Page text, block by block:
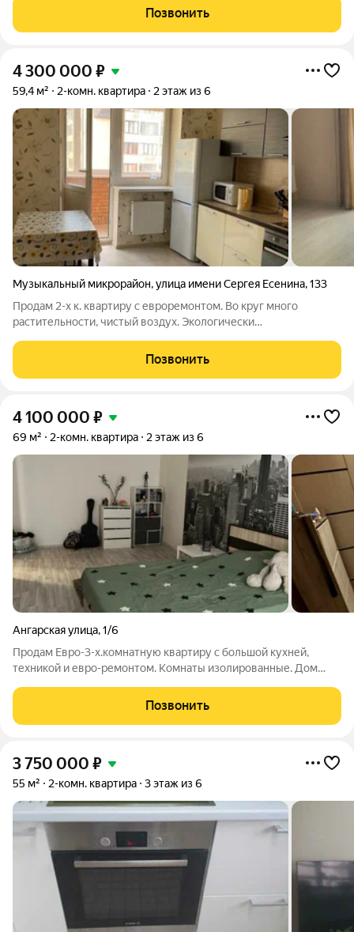
кирпичного дома и идеально подойдёт как для комфортного
проживания, так и
Позвонить
4 300 000 ₽
59,4 м² 2-комн. квартира 2 этаж из 6
Музыкальный микрорайон,улица имени Сергея Есенина,133
Продам 2-х к. квартиру с евроремонтом. Во круг много
растительности, чистый воздух. Экологически
микроклимат благодаря расположению и кирпичной
технологии строительства. Зимой тепло, а летом не жарко.
Позвонить
4 100 000 ₽
69 м² 2-комн. квартира 2 этаж из 6
Ангарская улица,1/6
Продам Евро-3-х.комнатную квартиру с большой кухней,
техникой и евро-ремонтом. Комнаты изолированные. Дом
возведении дома была применена кирпичная технология
строительства поэтому зимой в
Позвонить
3 750 000 ₽
55 м² 2-комн. квартира 3 этаж из 6